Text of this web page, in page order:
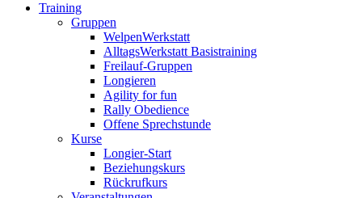
Training
Gruppen
WelpenWerkstatt
AlltagsWerkstatt Basistraining
Freilauf-Gruppen
Longieren
Agility for fun
Rally Obedience
Offene Sprechstunde
Kurse
Longier-Start
Beziehungskurs
Rückrufkurs